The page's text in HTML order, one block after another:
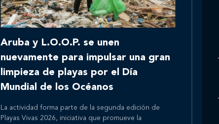
Inicio
Nosotros
Nuestros servicios
Aruba y L.O.O.P. se unen
nuevamente para impulsar una gran
limpieza de playas por el Día
Mundial de los Océanos
La actividad forma parte de la segunda edición de
Playas Vivas 2026, iniciativa que promueve la